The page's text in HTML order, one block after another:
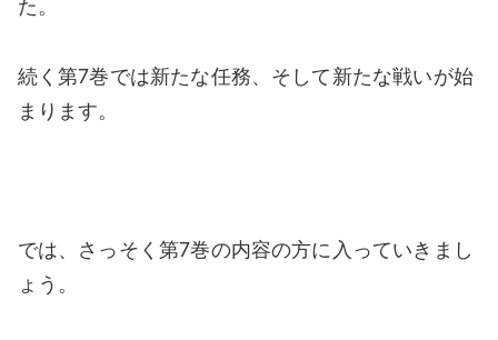
た。
続く第7巻では新たな任務、そして新たな戦いが始
まります。
では、さっそく第7巻の内容の方に入っていきまし
ょう。